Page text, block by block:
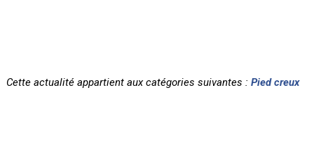
Cette actualité appartient aux catégories suivantes : Pied creux